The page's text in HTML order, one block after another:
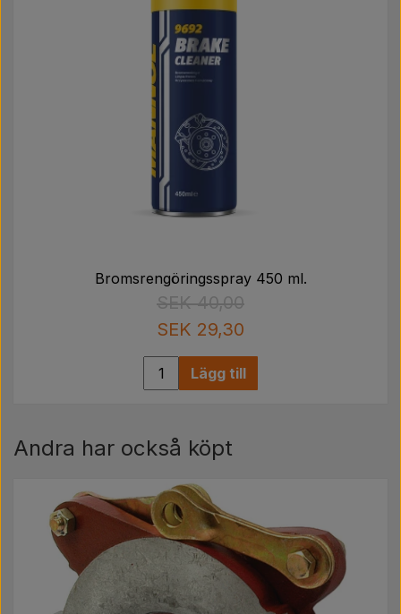
Bromsrengöringsspray 450 ml.
SEK 40,00
SEK 29,30
Lägg till
Andra har också köpt